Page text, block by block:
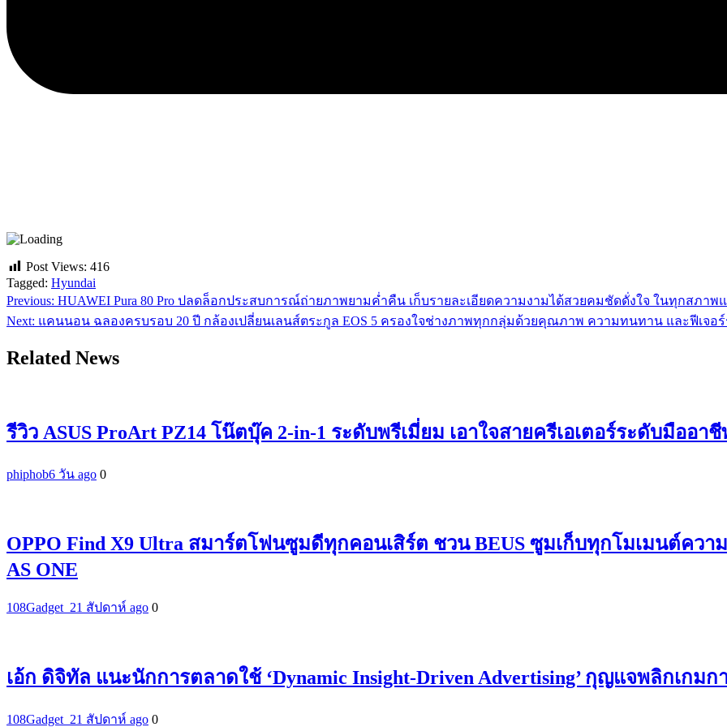
Post Views: 416
Tagged: Hyundai
แนะแนว
Previous: HUAWEI Pura 80 Pro ปลดล็อกประสบการณ์ถ่ายภาพยามค่ำคืน เก็บรายละเอียดความงามได้สวยคมชัดดั่งใจ ในทุกสภาพ
Next: แคนนอน ฉลองครบรอบ 20 ปี กล้องเปลี่ยนเลนส์ตระกูล EOS 5 ครองใจช่างภาพทุกกลุ่มด้วยคุณภาพ ความทนทาน และฟีเจอ
Related News
รีวิว ASUS ProArt PZ14 โน๊ตบุ๊ค 2-in-1 ระดับพรีเมี่ยม เอาใจสายครีเอเตอร์ระดับมืออา
phiphob6 วัน ago 0
OPPO Find X9 Ultra สมาร์ตโฟนซูมดีทุกคอนเสิร์ต ชวน BEUS ซูมเก็บทุกโมเมนต์คว
AS ONE
108Gadget_21 สัปดาห์ ago 0
เอ้ก ดิจิทัล แนะนักการตลาดใช้ ‘Dynamic Insight-Driven Advertising’ กุญแจพลิกเกมก
108Gadget_21 สัปดาห์ ago 0